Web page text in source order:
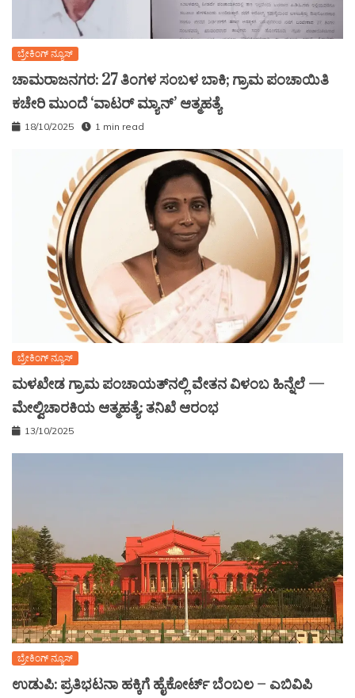
ಬ್ರೇಕಿಂಗ್ ನ್ಯೂಸ್
ಚಾಮರಾಜನಗರ: 27 ತಿಂಗಳ ಸಂಬಳ ಬಾಕಿ; ಗ್ರಾಮ ಪಂಚಾಯಿತಿ
ಕಚೇರಿ ಮುಂದೆ ‘ವಾಟರ್ ಮ್ಯಾನ್’ ಆತ್ಮಹತ್ಯೆ
18/10/2025 1 min read
ಬ್ರೇಕಿಂಗ್ ನ್ಯೂಸ್
ಮಳಖೇಡ ಗ್ರಾಮ ಪಂಚಾಯತ್‌ನಲ್ಲಿ ವೇತನ ವಿಳಂಬ ಹಿನ್ನೆಲೆ —
ಮೇಲ್ವಿಚಾರಕಿಯ ಆತ್ಮಹತ್ಯೆ: ತನಿಖೆ ಆರಂಭ
13/10/2025
ಬ್ರೇಕಿಂಗ್ ನ್ಯೂಸ್
ಉಡುಪಿ: ಪ್ರತಿಭಟನಾ ಹಕ್ಕಿಗೆ ಹೈಕೋರ್ಟ್ ಬೆಂಬಲ – ಎಬಿವಿಪಿ